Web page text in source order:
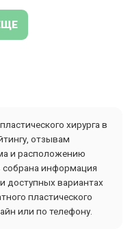
хирурга в
отзывам
и расположению
собрана информация
доступных вариантах
пластического
или по телефону.